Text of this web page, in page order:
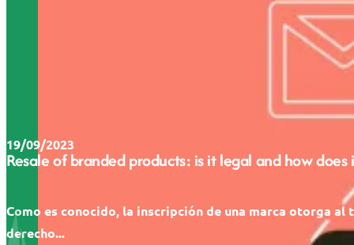
19/09/2023
Resale of branded products: is it legal and how does
Como es conocido, la inscripción de una marca otorga al
derecho...